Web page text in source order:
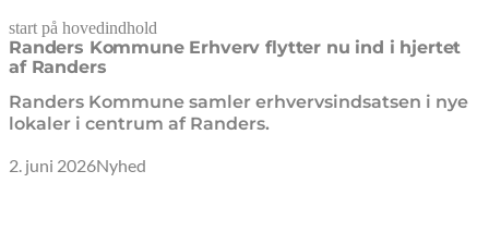
start på hovedindhold
Randers Kommune Erhverv flytter nu ind i hjertet
af Randers
Randers Kommune samler erhvervsindsatsen i nye
lokaler i centrum af Randers.
2. juni 2026Nyhed
senest opdateret 2. juni 2026